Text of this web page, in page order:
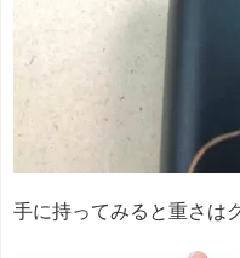
手に持ってみると重さは